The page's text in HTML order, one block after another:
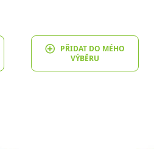
PŘIDAT DO MÉHO
VÝBĚRU